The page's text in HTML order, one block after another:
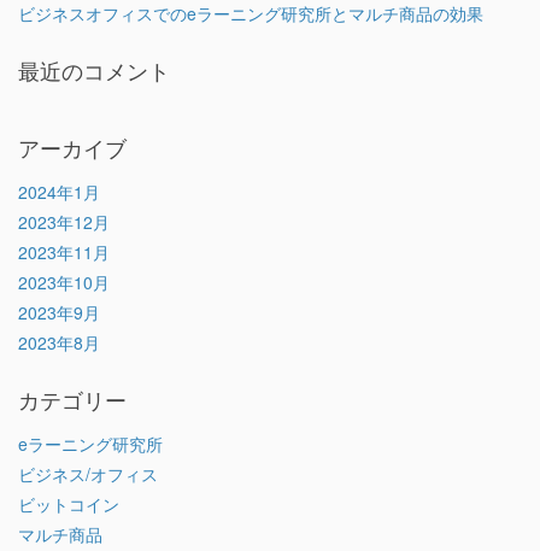
ビジネスオフィスでのeラーニング研究所とマルチ商品の効果
最近のコメント
アーカイブ
2024年1月
2023年12月
2023年11月
2023年10月
2023年9月
2023年8月
カテゴリー
eラーニング研究所
ビジネス/オフィス
ビットコイン
マルチ商品